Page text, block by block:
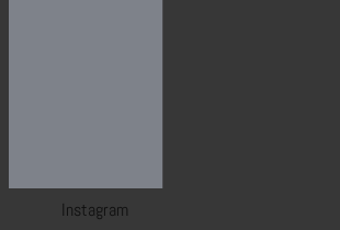
Instagram